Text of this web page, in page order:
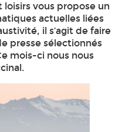
loisirs vous propose un
actuelles liées
il s’agit de faire
presse sélectionnés
mois-ci nous nous